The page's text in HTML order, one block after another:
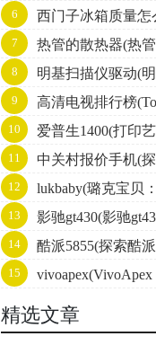
及推荐)
6
西门子冰箱质量怎
质量评测报告揭晓！)
7
热管的散热器(热
领跑者。)
8
明基扫描仪驱动(
攻略)
9 高清电视排行榜
10
爱普生1400(打印
1400的卓越表现！)
11
中关村报价手机(
最新手机价格信息)
12 lukbaby(璐克宝贝
13
影驰gt430(影驰
择)
14
酷派5855(探索酷
力)
15
精选文章